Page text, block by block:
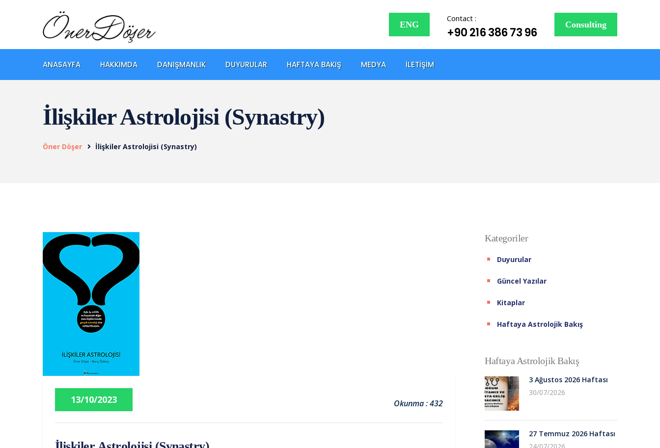
ENG
Contact :
+90 216 386 73 96
Consulting
ANASAYFA HAKKIMDA DANIŞMANLIK DUYURULAR HAFTAYA BAKIŞ MEDYA İLETIŞIM
İlişkiler Astrolojisi (Synastry)
Öner Döşer İlişkiler Astrolojisi (Synastry)
13/10/2023 Okunma : 432
Kategoriler
Duyurular
Güncel Yazılar
Kitaplar
Haftaya Astrolojik Bakış
Haftaya Astrolojik Bakış
3 Ağustos 2026 Haftası
30/07/2026
27 Temmuz 2026 Haftası